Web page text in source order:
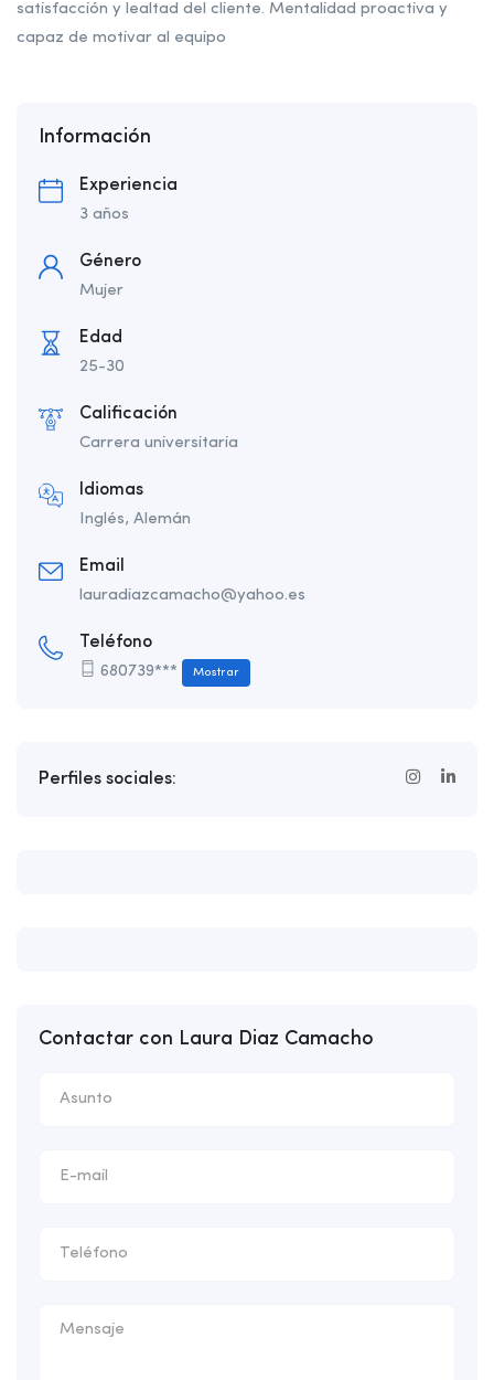
satisfacción y lealtad del cliente. Mentalidad proactiva y
capaz de motivar al equipo
Información
Experiencia
3 años
Género
Mujer
Edad
25-30
Calificación
Carrera universitaria
Idiomas
Inglés, Alemán
Email
lauradiazcamacho@yahoo.es
Teléfono
680739*** Mostrar
Perfiles sociales:
Contactar con Laura Diaz Camacho